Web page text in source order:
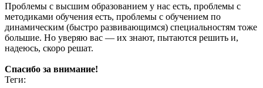
Проблемы с высшим образованием у нас есть, проблемы с
методиками обучения есть, проблемы с обучением по
динамическим (быстро развивающимся) специальностям тоже
большие. Но уверяю вас — их знают, пытаются решить и,
надеюсь, скоро решат.
Спасибо за внимание!
Теги: